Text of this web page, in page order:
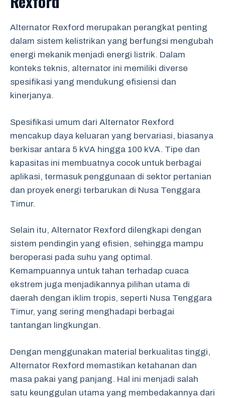
Alternator Rexford merupakan perangkat penting
dalam sistem kelistrikan yang berfungsi mengubah
energi mekanik menjadi energi listrik. Dalam
konteks teknis, alternator ini memiliki diverse
spesifikasi yang mendukung efisiensi dan
kinerjanya.
Spesifikasi umum dari Alternator Rexford
mencakup daya keluaran yang bervariasi, biasanya
berkisar antara 5 kVA hingga 100 kVA. Tipe dan
kapasitas ini membuatnya cocok untuk berbagai
aplikasi, termasuk penggunaan di sektor pertanian
dan proyek energi terbarukan di Nusa Tenggara
Timur.
Selain itu, Alternator Rexford dilengkapi dengan
sistem pendingin yang efisien, sehingga mampu
beroperasi pada suhu yang optimal.
Kemampuannya untuk tahan terhadap cuaca
ekstrem juga menjadikannya pilihan utama di
daerah dengan iklim tropis, seperti Nusa Tenggara
Timur, yang sering menghadapi berbagai
tantangan lingkungan.
Dengan menggunakan material berkualitas tinggi,
Alternator Rexford memastikan ketahanan dan
masa pakai yang panjang. Hal ini menjadi salah
satu keunggulan utama yang membedakannya dari